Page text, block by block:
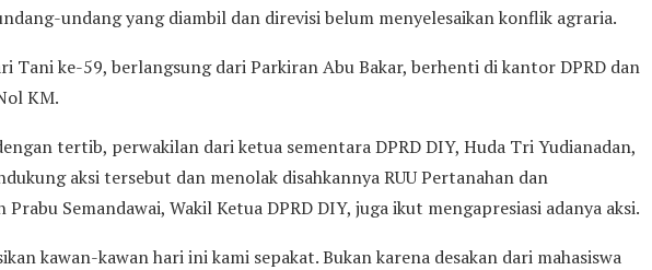
undang yang diambil dan direvisi belum menyelesaikan konflik agraria.
Tani ke-59, berlangsung dari Parkiran Abu Bakar, berhenti di kantor DPRD dan
KM.
tertib, perwakilan dari ketua sementara DPRD DIY, Huda Tri Yudianadan,
aksi tersebut dan menolak disahkannya RUU Pertanahan dan
Semandawai, Wakil Ketua DPRD DIY, juga ikut mengapresiasi adanya aksi.
kawan-kawan hari ini kami sepakat. Bukan karena desakan dari mahasiswa